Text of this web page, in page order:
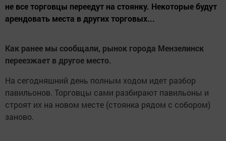
не все торговцы переедут на стоянку. Некоторые будут
арендовать места в других торговых...
Как ранее мы сообщали, рынок города Мензелинск
переезжает в другое место.
На сегодняшний день полным ходом идет разбор
павильонов. Торговцы сами разбирают павильоны и
строят их на новом месте (стоянка рядом с собором)
заново.